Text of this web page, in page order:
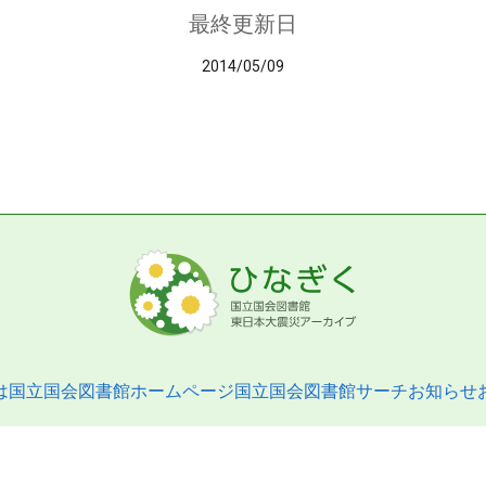
最終更新日
2014/05/09
国立国会図書館ホームページ国立国会図書館サーチお知らせ